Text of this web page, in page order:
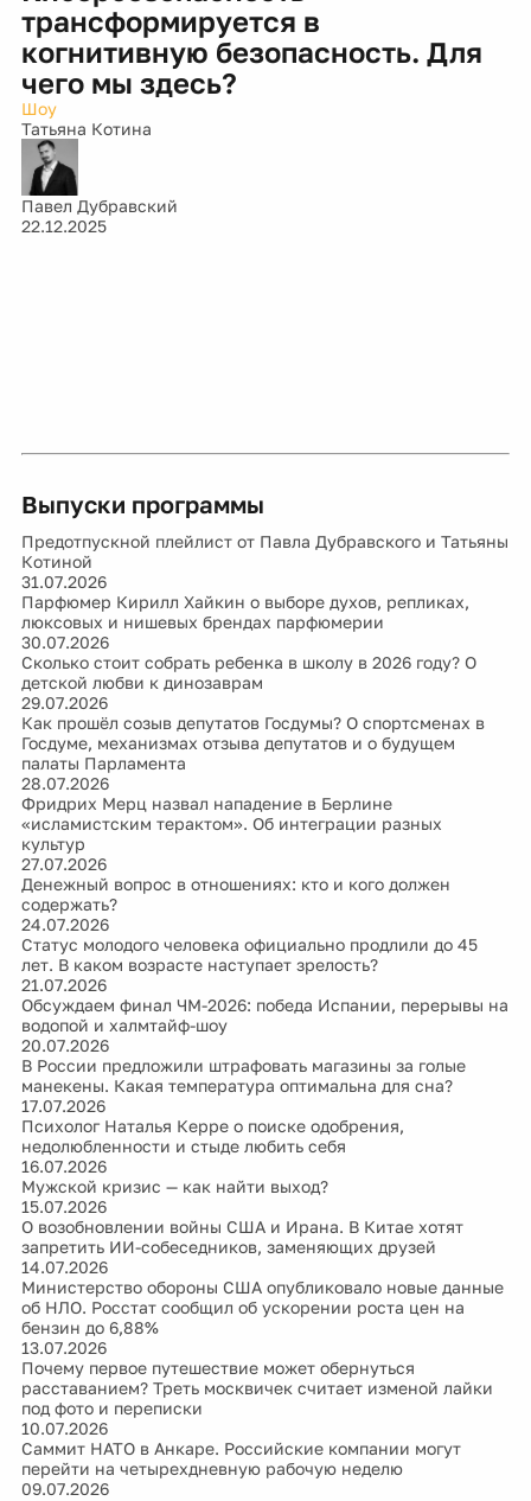
трансформируется в
когнитивную безопасность. Для
чего мы здесь?
Шоу
Татьяна Котина
Павел Дубравский
22.12.2025
Выпуски программы
Предотпускной плейлист от Павла Дубравского и Татьяны
Котиной
31.07.2026
Парфюмер Кирилл Хайкин о выборе духов, репликах,
люксовых и нишевых брендах парфюмерии
30.07.2026
Сколько стоит собрать ребенка в школу в 2026 году? О
детской любви к динозаврам
29.07.2026
Как прошёл созыв депутатов Госдумы? О спортсменах в
Госдуме, механизмах отзыва депутатов и о будущем
палаты Парламента
28.07.2026
Фридрих Мерц назвал нападение в Берлине
«исламистским терактом». Об интеграции разных
культур
27.07.2026
Денежный вопрос в отношениях: кто и кого должен
содержать?
24.07.2026
Статус молодого человека официально продлили до 45
лет. В каком возрасте наступает зрелость?
21.07.2026
Обсуждаем финал ЧМ-2026: победа Испании, перерывы на
водопой и халмтайф-шоу
20.07.2026
В России предложили штрафовать магазины за голые
манекены. Какая температура оптимальна для сна?
17.07.2026
Психолог Наталья Керре о поиске одобрения,
недолюбленности и стыде любить себя
16.07.2026
Мужской кризис — как найти выход?
15.07.2026
О возобновлении войны США и Ирана. В Китае хотят
запретить ИИ-собеседников, заменяющих друзей
14.07.2026
Министерство обороны США опубликовало новые данные
об НЛО. Росстат сообщил об ускорении роста цен на
бензин до 6,88%
13.07.2026
Почему первое путешествие может обернуться
расставанием? Треть москвичек считает изменой лайки
под фото и переписки
10.07.2026
Саммит НАТО в Анкаре. Российские компании могут
перейти на четырехдневную рабочую неделю
09.07.2026